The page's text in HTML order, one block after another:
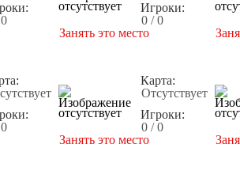
Игроки:
0 / 0
Занять это место
Карта:
Отсутствует
Игроки:
0 / 0
Занять это место